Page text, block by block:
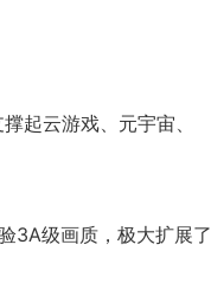
起云游戏、元宇宙、
3A级画质，极大扩展了